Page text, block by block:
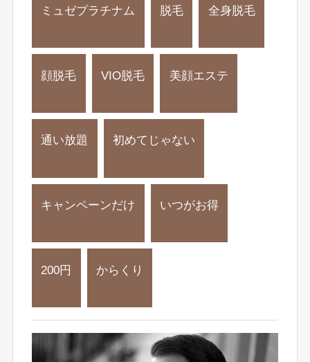
ミュゼプラチナム 脱毛 全身脱毛
顔脱毛 VIO脱毛 美顔エステ
通い放題 初めてじゃない
キャンペーンだけ いつがお得
200円 からくり